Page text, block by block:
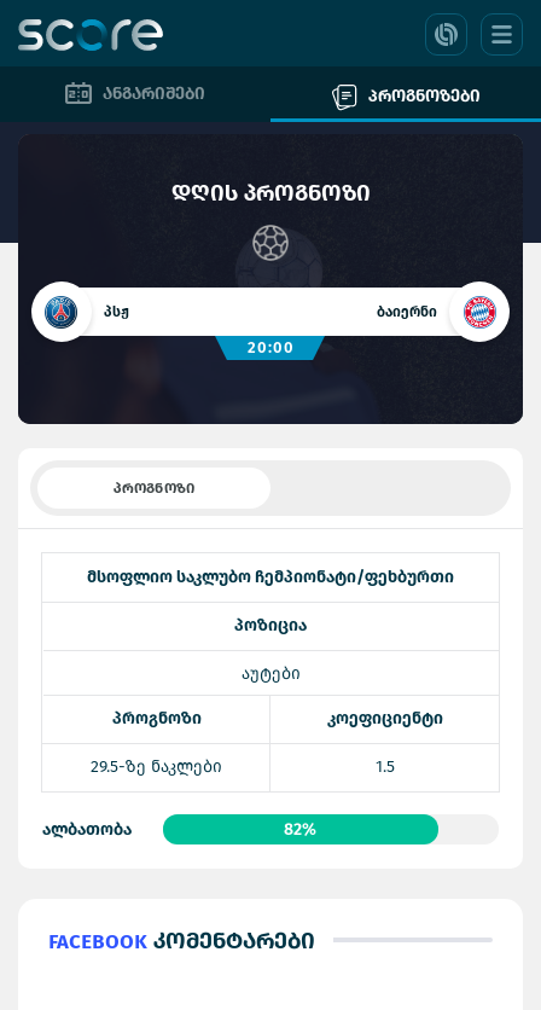
ანგარიშები პროგნოზები
დღის პროგნოზი
20:00
პსჟ ბაიერნი
ᲞᲠᲝᲒᲜᲝᲖᲘ
მსოფლიო საკლუბო ჩემპიონატი/ფეხბურთი
პოზიცია
აუტები
პროგნოზი კოეფიციენტი
29.5-ზე ნაკლები 1.5
ალბათობა 82%
Facebook კომენტარები